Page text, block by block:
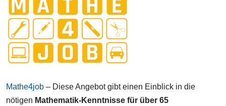
Mathe4job – Diese Angebot gibt einen Einblick in die
nötigen Mathematik-Kenntnisse für über 65